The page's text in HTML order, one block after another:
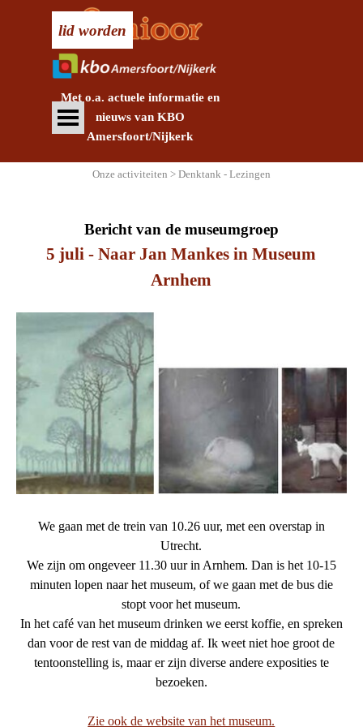
Ga naar de inhoud
lid worden
Met o.a. actuele informatie en
nieuws van KBO
Amersfoort/Nijkerk
Menu overslaan
Onze activiteiten > Denktank - Lezingen
Bericht van de museumgroep
5 juli - Naar Jan Mankes in Museum
Arnhem
We gaan met de trein van 10.26 uur, met een overstap in
Utrecht.
We zijn om ongeveer 11.30 uur in Arnhem. Dan is het 10-15
minuten lopen naar het museum, of we gaan met de bus die
stopt voor het museum.
In het café van het museum drinken we eerst koffie, en spreken
dan voor de rest van de middag af. Ik weet niet hoe groot de
tentoonstelling is, maar er zijn diverse andere exposities te
bezoeken.
Zie ook de website van het museum.